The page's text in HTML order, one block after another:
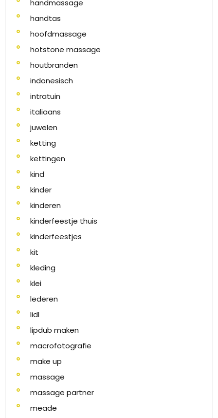
handmassage
handtas
hoofdmassage
hotstone massage
houtbranden
indonesisch
intratuin
italiaans
juwelen
ketting
kettingen
kind
kinder
kinderen
kinderfeestje thuis
kinderfeestjes
kit
kleding
klei
lederen
lidl
lipdub maken
macrofotografie
make up
massage
massage partner
meade